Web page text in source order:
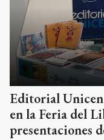
Editorial
en la Feria del
presentaciones